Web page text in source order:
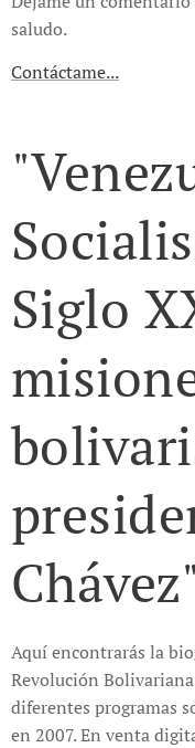
saludo.
Contáctame...
Siglo
Chávez"
Aquí encontrarás la
Revolución
diferentes programas
en 2007. En venta